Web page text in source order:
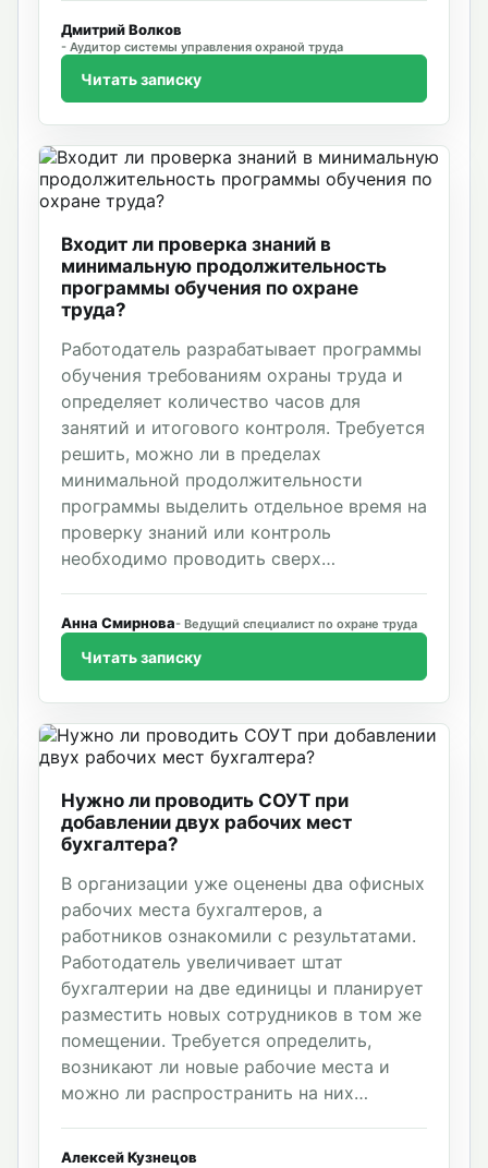
Дмитрий Волков
Аудитор системы управления охраной труда
Читать записку
Входит ли проверка знаний в
минимальную продолжительность
программы обучения по охране
труда?
Работодатель разрабатывает программы
обучения требованиям охраны труда и
определяет количество часов для
занятий и итогового контроля. Требуется
решить, можно ли в пределах
минимальной продолжительности
программы выделить отдельное время на
проверку знаний или контроль
необходимо проводить сверх
Анна Смирнова Ведущий специалист по охране труда
Читать записку
Нужно ли проводить СОУТ при
добавлении двух рабочих мест
бухгалтера?
В организации уже оценены два офисных
рабочих места бухгалтеров, а
работников ознакомили с результатами.
Работодатель увеличивает штат
бухгалтерии на две единицы и планирует
разместить новых сотрудников в том же
помещении. Требуется определить,
возникают ли новые рабочие места и
можно ли распространить на них
Алексей Кузнецов